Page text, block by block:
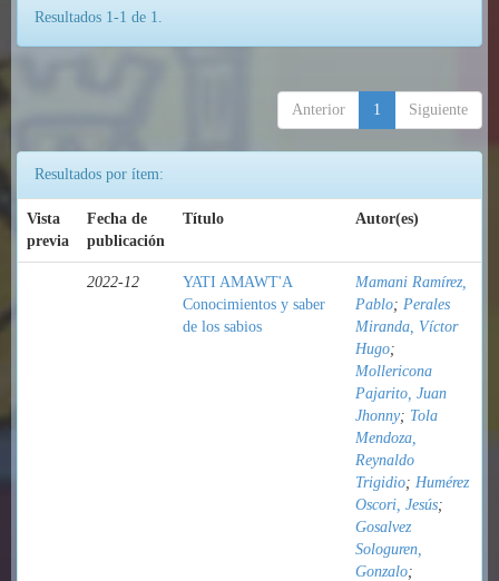
Resultados 1-1 de 1.
Anterior 1 Siguiente
Resultados por ítem:
Vista
previa
Fecha de
publicación
Título Autor(es)
2022-12
YATI AMAWT'A
Conocimientos y saber
de los sabios
Mamani Ramírez,
Pablo; Perales
Miranda, Víctor
Hugo;
Mollericona
Pajarito, Juan
Jhonny; Tola
Mendoza,
Reynaldo
Trigidio; Humérez
Oscori, Jesús;
Gosalvez
Sologuren,
Gonzalo;